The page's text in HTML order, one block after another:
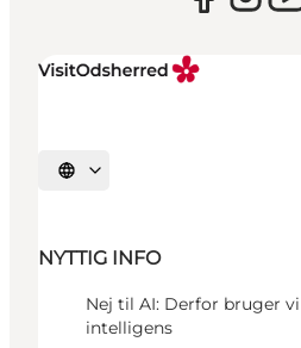
Vælg sprog
NYTTIG INFO
Nej til AI: Derfor bruger
intelligens